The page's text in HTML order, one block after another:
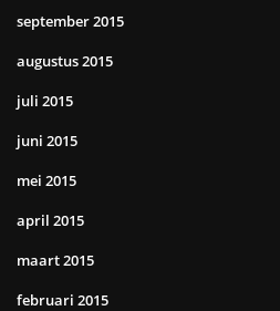
september 2015
augustus 2015
juli 2015
juni 2015
mei 2015
april 2015
maart 2015
februari 2015